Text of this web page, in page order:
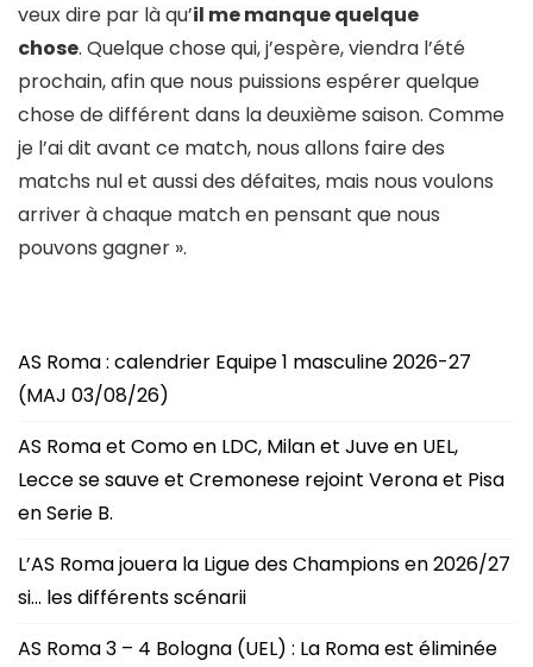
veux dire par là qu’il me manque quelque
chose. Quelque chose qui, j’espère, viendra l’été
prochain, afin que nous puissions espérer quelque
chose de différent dans la deuxième saison. Comme
je l’ai dit avant ce match, nous allons faire des
matchs nul et aussi des défaites, mais nous voulons
arriver à chaque match en pensant que nous
pouvons gagner ».
AS Roma : calendrier Equipe 1 masculine 2026-27
(MAJ 03/08/26)
AS Roma et Como en LDC, Milan et Juve en UEL,
Lecce se sauve et Cremonese rejoint Verona et Pisa
en Serie B.
L’AS Roma jouera la Ligue des Champions en 2026/27
si… les différents scénarii
AS Roma 3 – 4 Bologna (UEL) : La Roma est éliminée